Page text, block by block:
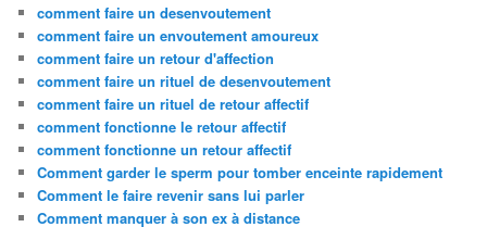
comment faire un desenvoutement
comment faire un envoutement amoureux
comment faire un retour d'affection
comment faire un rituel de desenvoutement
comment faire un rituel de retour affectif
comment fonctionne le retour affectif
comment fonctionne un retour affectif
Comment garder le sperm pour tomber enceinte rapidement
Comment le faire revenir sans lui parler
Comment manquer à son ex à distance